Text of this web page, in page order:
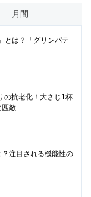
月間
とは？「グリンパテ
の抗老化！大さじ1杯
匹敵
注目される機能性の